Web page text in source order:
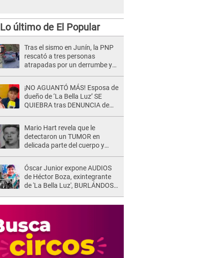
Lo último de El Popular
Tras el sismo en Junín, la PNP
rescató a tres personas
atrapadas por un derrumbe y
¡NO AGUANTÓ MÁS! Esposa de
dueño de ‘La Bella Luz’ SE
QUIEBRA tras DENUNCIA de
Mario Hart revela que le
detectaron un TUMOR en
delicada parte del cuerpo y
muy fuertes..."
Óscar Junior expone AUDIOS
de Héctor Boza, exintegrante
de 'La Bella Luz', BURLÁNDOSE